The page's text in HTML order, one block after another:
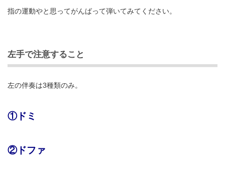
指の運動やと思ってがんばって弾いてみてください。
左手で注意すること
左の伴奏は3種類のみ。
①ドミ
②ドファ